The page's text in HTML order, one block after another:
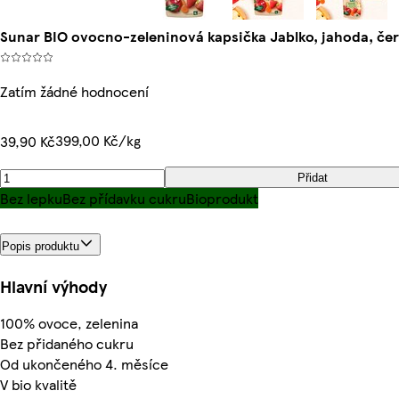
Sunar BIO ovocno-zeleninová kapsička Jablko, jahoda,
Zatím žádné hodnocení
39,90 Kč399,00 Kč/kg
Přidat
Bez lepkuBez přídavku cukruBioprodukt
Popis produktu
Hlavní výhody
100% ovoce, zelenina
Bez přidaného cukru
Od ukončeného 4. měsíce
V bio kvalitě